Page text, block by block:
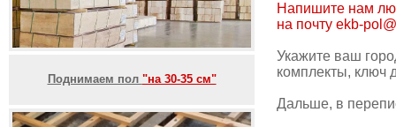
Поднимаем пол "на 30-35 см"
Напишите нам
на почту ekb-
Укажите ваш
комплекты, ключ
Дальше, в